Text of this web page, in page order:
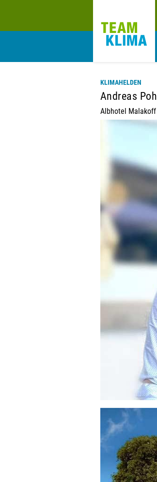
KLIMAHELDEN
Andreas Pohl
Albhotel Malakoff